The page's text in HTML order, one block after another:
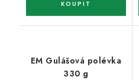
EM Gulášová polévka
330 g